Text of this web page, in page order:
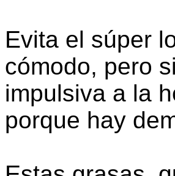
Evita el súper
cómodo, pero
impulsiva a la
porque hay